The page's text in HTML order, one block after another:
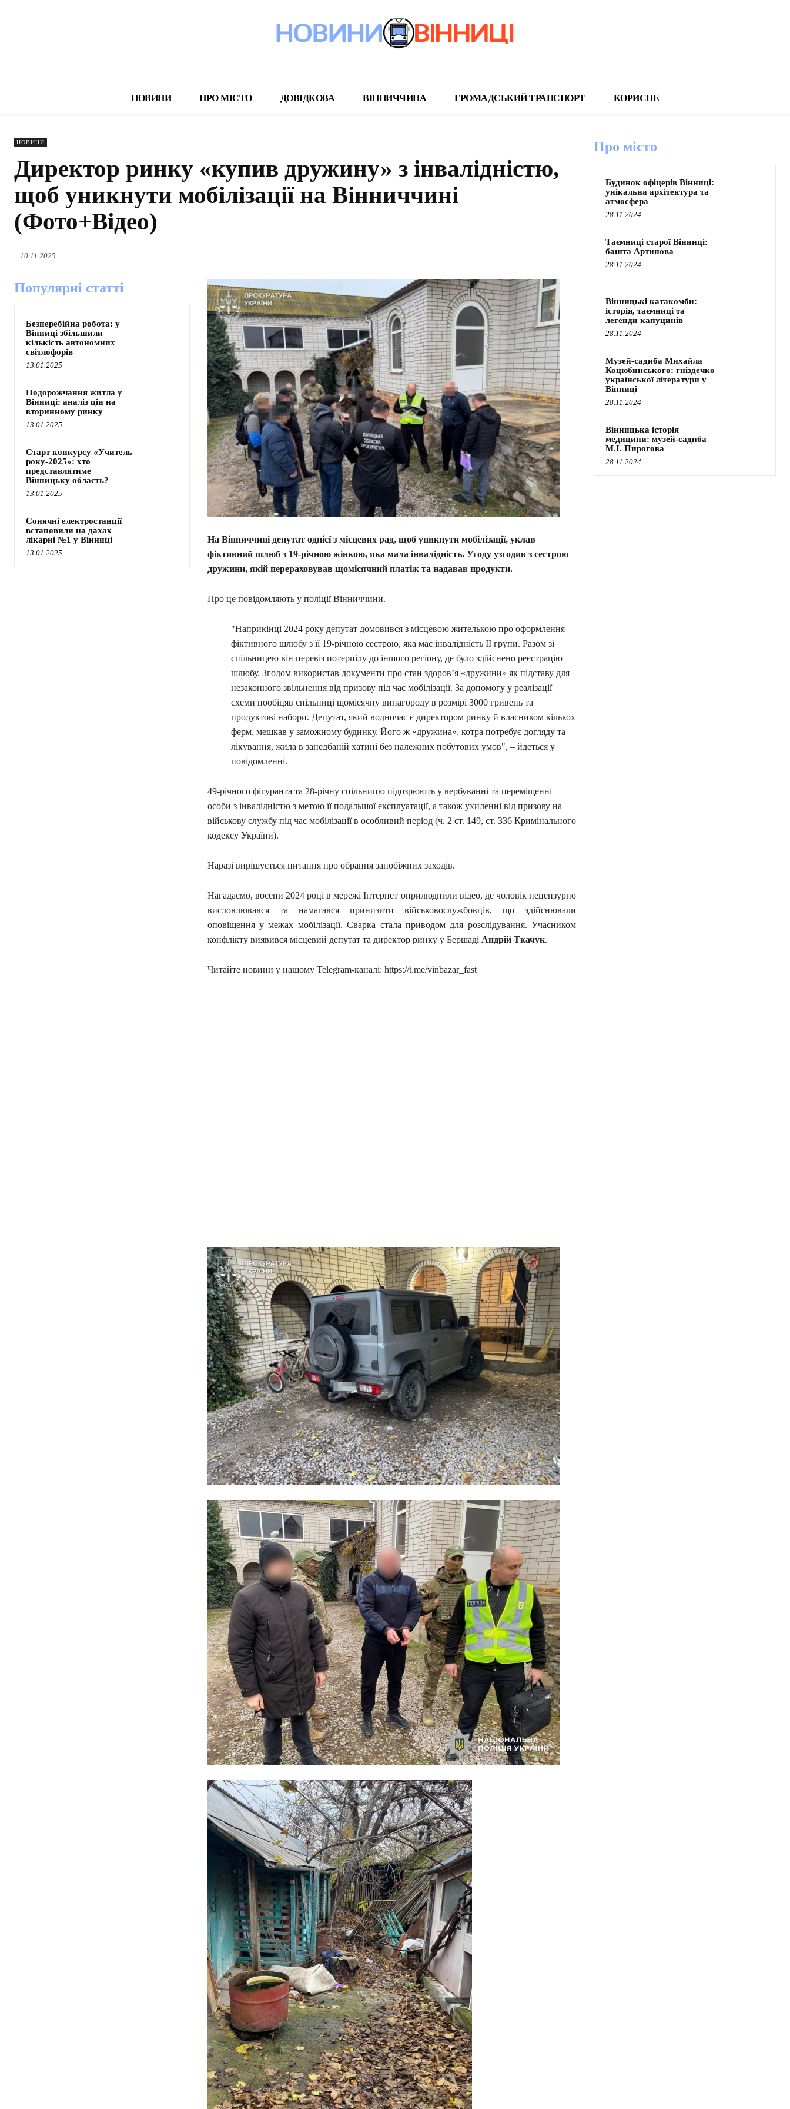
НОВИНИ ПРО МІСТО ДОВІДКОВА ВІННИЧЧИНА ГРОМАДСЬКИЙ ТРАНСПОРТ КОРИСНЕ
НОВИНИ
Директор ринку «купив дружину» з інвалідністю,
щоб уникнути мобілізації на Вінниччині
(Фото+Відео)
10.11.2025
Популярні статті
Безперебійна робота: у
Вінниці збільшили
кількість автономних
світлофорів
13.01.2025
Подорожчання житла у
Вінниці: аналіз цін на
вторинному ринку
13.01.2025
Старт конкурсу «Учитель
року-2025»: хто
представлятиме
Вінницьку область?
13.01.2025
Сонячні електростанції
встановили на дахах
лікарні №1 у Вінниці
13.01.2025
На Вінниччині депутат однієї з місцевих рад, щоб уникнути мобілізації, уклав
фіктивний шлюб з 19-річною жінкою, яка мала інвалідність. Угоду узгодив з сестрою
дружини, якій перераховував щомісячний платіж та надавав продукти.
Про це повідомляють у поліції Вінниччини.
"Наприкінці 2024 року депутат домовився з місцевою жителькою про оформлення
фіктивного шлюбу з її 19-річною сестрою, яка має інвалідність ІІ групи. Разом зі
спільницею він перевіз потерпілу до іншого регіону, де було здійснено реєстрацію
шлюбу. Згодом використав документи про стан здоров’я «дружини» як підставу для
незаконного звільнення від призову під час мобілізації. За допомогу у реалізації
схеми пообіцяв спільниці щомісячну винагороду в розмірі 3000 гривень та
продуктові набори. Депутат, який водночас є директором ринку й власником кількох
ферм, мешкав у заможному будинку. Його ж «дружина», котра потребує догляду та
лікування, жила в занедбаній хатині без належних побутових умов", – йдеться у
повідомленні.
49-річного фігуранта та 28-річну спільницю підозрюють у вербуванні та переміщенні
особи з інвалідністю з метою її подальшої експлуатації, а також ухиленні від призову на
військову службу під час мобілізації в особливий період (ч. 2 ст. 149, ст. 336 Кримінального
кодексу України).
Наразі вирішується питання про обрання запобіжних заходів.
Нагадаємо, восени 2024 році в мережі Інтернет оприлюднили відео, де чоловік нецензурно
висловлювався та намагався принизити військовослужбовців, що здійснювали
оповіщення у межах мобілізації. Сварка стала приводом для розслідування. Учасником
конфлікту виявився місцевий депутат та директор ринку у Бершаді Андрій Ткачук.
Читайте новини у нашому Telegram-каналі: https://t.me/vinbazar_fast
Про місто
Будинок офіцерів Вінниці:
унікальна архітектура та
атмосфера
28.11.2024
Таємниці старої Вінниці:
башта Артинова
28.11.2024
Вінницькі катакомби:
історія, таємниці та
легенди капуцинів
28.11.2024
Музей-садиба Михайла
Коцюбинського: гніздечко
української літератури у
Вінниці
28.11.2024
Вінницька історія
медицини: музей-садиба
М.І. Пирогова
28.11.2024